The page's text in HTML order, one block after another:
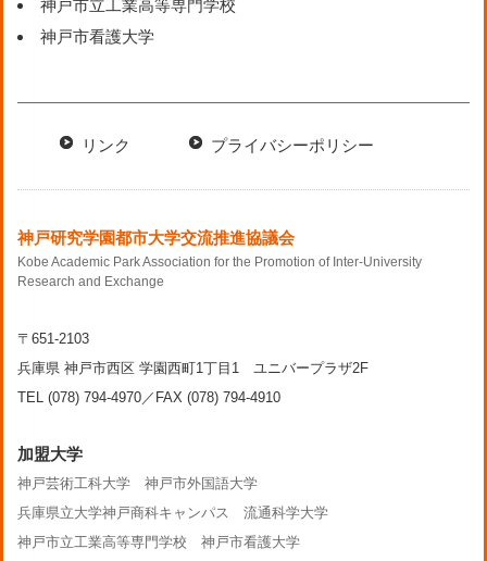
神戸市立工業高等専門学校
神戸市看護大学
リンク プライバシーポリシー
神戸研究学園都市大学交流推進協議会
Kobe Academic Park Association for the Promotion of Inter-University
Research and Exchange
〒651-2103
兵庫県 神戸市西区 学園西町1丁目1 ユニバープラザ2F
TEL (078) 794-4970／FAX (078) 794-4910
加盟大学
神戸芸術工科大学
神戸市外国語大学
兵庫県立大学神戸商科キャンパス
流通科学大学
神戸市立工業高等専門学校
神戸市看護大学